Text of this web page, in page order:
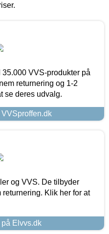
VVS-produkter på
returnering og 1-2
se deres udvalg.
og VVS. De tilbyder
Klik her for at
Elvvs.dk